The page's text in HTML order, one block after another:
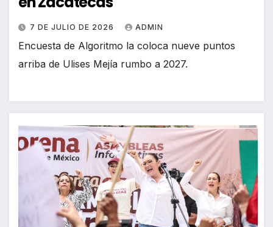
7 DE JULIO DE 2026 ADMIN
Encuesta de Algoritmo la coloca nueve puntos
arriba de Ulises Mejía rumbo a 2027.